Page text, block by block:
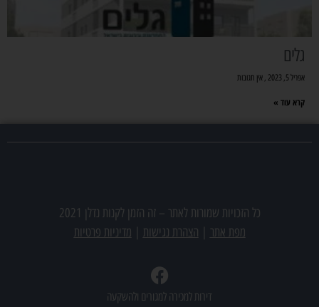
גלים
אפריל 5, 2023 אין תגובות
קרא עוד »
כל הזכויות שמורות לאתר –זה הזמן לקנות נדלן 2021
מפת אתר
הצהרת נגישות מדיניות פרטיות
דירות למכירה למגורים ולהשקעה